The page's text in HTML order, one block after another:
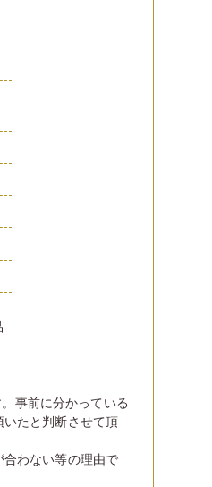
事前に分かっている
たと判断させて頂
わない等の理由で